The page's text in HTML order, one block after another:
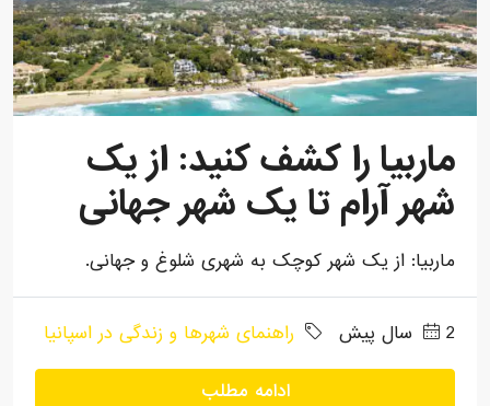
ماربیا را کشف کنید: از یک
شهر آرام تا یک شهر جهانی
ماربیا: از یک شهر کوچک به شهری شلوغ و جهانی.
2 سال پیش راهنمای شهرها و زندگی در اسپانیا
ادامه مطلب